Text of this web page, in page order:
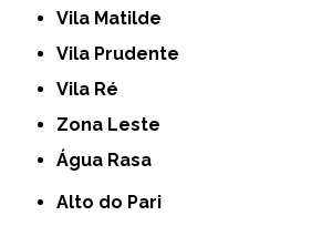
Vila Matilde
Vila Prudente
Vila Ré
Zona Leste
Água Rasa
Alto do Pari